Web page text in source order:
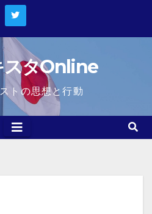
スタOnline
トの思想と行動